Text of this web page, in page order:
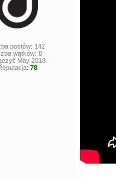
postów: 142
wątków: 8
May 2018
78